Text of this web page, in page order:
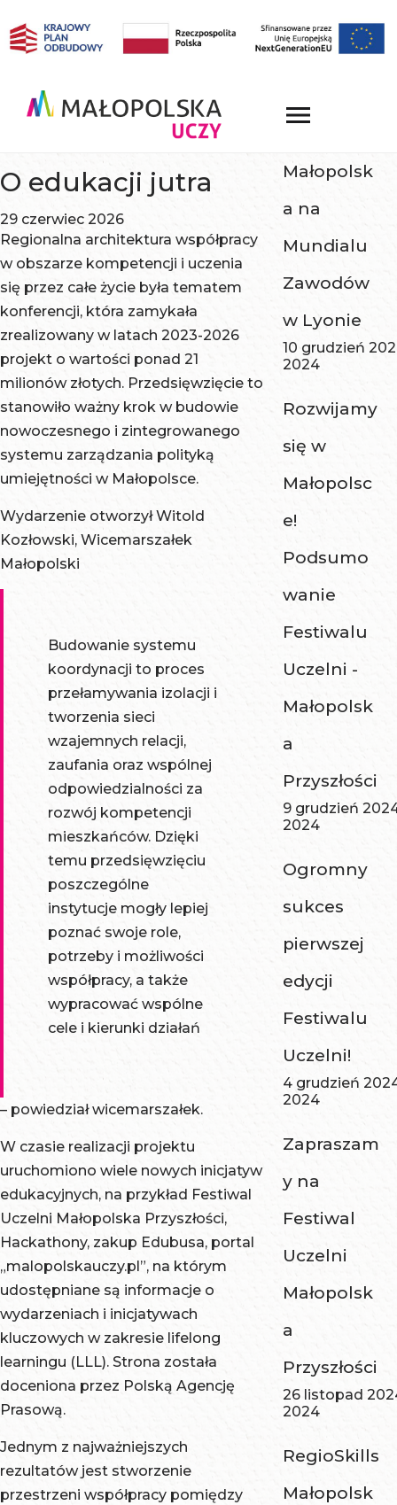
O edukacji jutra
29 czerwiec 2026
Regionalna architektura współpracy
w obszarze kompetencji i uczenia
się przez całe życie była tematem
konferencji, która zamykała
zrealizowany w latach 2023-2026
projekt o wartości ponad 21
milionów złotych. Przedsięwzięcie to
stanowiło ważny krok w budowie
nowoczesnego i zintegrowanego
systemu zarządzania polityką
umiejętności w Małopolsce.
Wydarzenie otworzył Witold
Kozłowski, Wicemarszałek
Małopolski
Budowanie systemu
koordynacji to proces
przełamywania izolacji i
tworzenia sieci
wzajemnych relacji,
zaufania oraz wspólnej
odpowiedzialności za
rozwój kompetencji
mieszkańców. Dzięki
temu przedsięwzięciu
poszczególne
instytucje mogły lepiej
poznać swoje role,
potrzeby i możliwości
współpracy, a także
wypracować wspólne
cele i kierunki działań
– powiedział wicemarszałek.
W czasie realizacji projektu
uruchomiono wiele nowych inicjatyw
edukacyjnych, na przykład Festiwal
Uczelni Małopolska Przyszłości,
Hackathony, zakup Edubusa, portal
„malopolskauczy.pl”, na którym
udostępniane są informacje o
wydarzeniach i inicjatywach
kluczowych w zakresie lifelong
learningu (LLL). Strona została
doceniona przez Polską Agencję
Prasową.
Jednym z najważniejszych
rezultatów jest stworzenie
przestrzeni współpracy pomiędzy
Małopolsk
a na
Mundialu
Zawodów
w Lyonie
10 grudzień
2024
Rozwijamy
się w
Małopolsc
e!
Podsumo
wanie
Festiwalu
Uczelni -
Małopolsk
a
Przyszłości
9 grudzień
2024
Ogromny
sukces
pierwszej
edycji
Festiwalu
Uczelni!
4 grudzień
2024
Zapraszam
y na
Festiwal
Uczelni
Małopolsk
a
Przyszłości
26 listopad
2024
RegioSkills
Małopolsk